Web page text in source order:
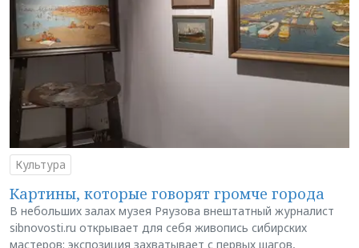
Культура
Картины, которые говорят громче города
В небольших залах музея Ряузова внештатный журналист
sibnovosti.ru открывает для себя живопись сибирских
мастеров: экспозиция захватывает с первых шагов,